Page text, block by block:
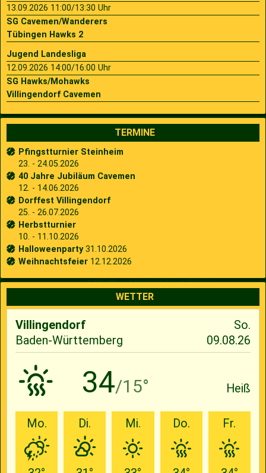
13.09.2026 11:00/13:30 Uhr
SG Cavemen/Wanderers
Tübingen Hawks 2
Jugend Landesliga
12.09.2026 14:00/16:00 Uhr
SG Hawks/Mohawks
Villingendorf Cavemen
TERMINE
Pfingstturnier Steinheim
23. - 24.05.2026
40 Jahre Jubiläum Cavemen
12. - 14.06.2026
Dorffest Villingendorf
25. - 26.07.2026
Herbstturnier
10. - 11.10.2026
Halloweenparty31.10.2026
Weihnachtsfeier 12.12.2026
WETTER